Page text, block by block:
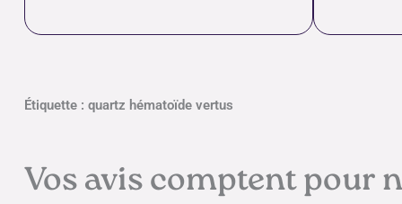
Étiquette : quartz hématoïde vertus
Vos avis comptent pour